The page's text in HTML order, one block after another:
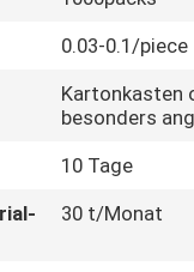
0.03-0.1/piece
Kartonkasten
besonders
10 Tage
30 t/Monat